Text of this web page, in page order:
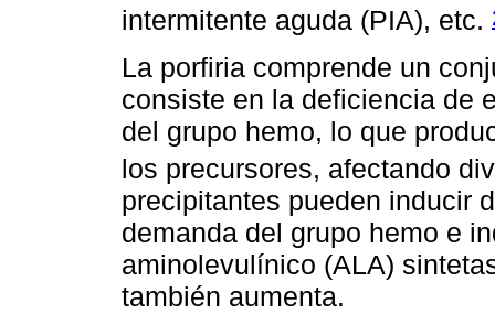
intermitente aguda (PIA), etc.
La porfiria comprende un
consiste en la deficiencia de
del grupo hemo, lo que
los precursores, afectando
precipitantes pueden inducir
demanda del grupo hemo e
aminolevulínico (ALA)
también aumenta.